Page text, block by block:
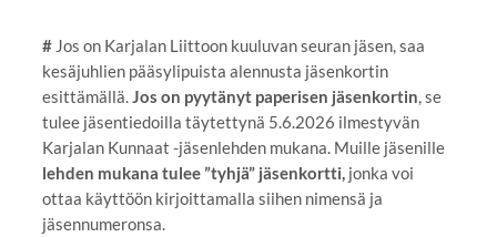
# Jos on Karjalan Liittoon kuuluvan seuran jäsen, saa
kesäjuhlien pääsylipuista alennusta jäsenkortin
esittämällä.Jos on pyytänyt paperisen jäsenkortin, se
tulee jäsentiedoilla täytettynä 5.6.2026 ilmestyvän
Karjalan Kunnaat -jäsenlehden mukana. Muille jäsenille
lehden mukana tulee ”tyhjä” jäsenkortti,jonka voi
ottaa käyttöön kirjoittamalla siihen nimensä ja
jäsennumeronsa.